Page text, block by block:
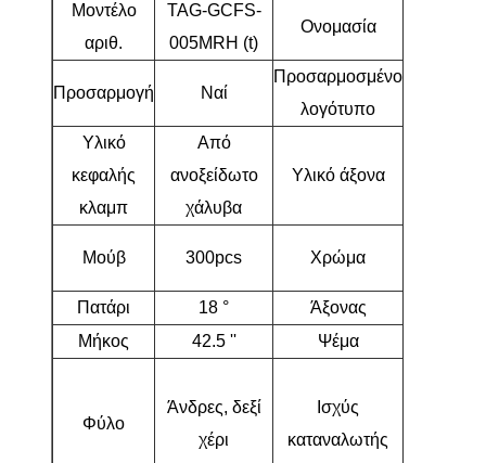
Μοντέλο
αριθ.
TAG-GCFS-
005MRH (t)
Ονομασία
Προσαρμογή Ναί
Προσαρμοσμένο
λογότυπο
Υλικό
κεφαλής
κλαμπ
Από
ανοξείδωτο
χάλυβα
Υλικό άξονα
Μούβ 300pcs Χρώμα
Πατάρι
18 ° Άξονας
Μήκος
42.5 '' Ψέμα
Φύλο
Άνδρες, δεξί
χέρι
Ισχύς
καταναλωτής